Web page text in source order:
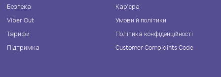
Безпека
Viber Out
Тарифи
Підтримка
Кар'єра
Умови й політики
Політика конфіденційності
Customer Complaints Code